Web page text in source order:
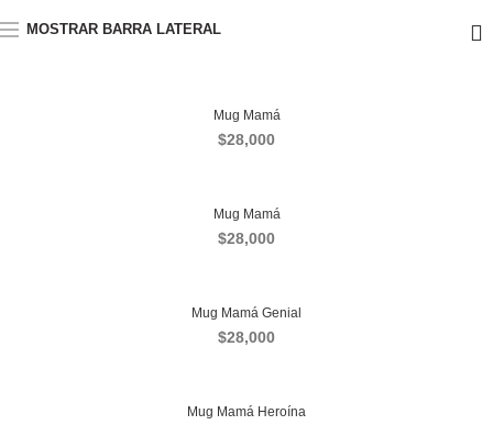
MOSTRAR BARRA LATERAL
Mug Mamá
$28,000
Mug Mamá
$28,000
Mug Mamá Genial
$28,000
Mug Mamá Heroína